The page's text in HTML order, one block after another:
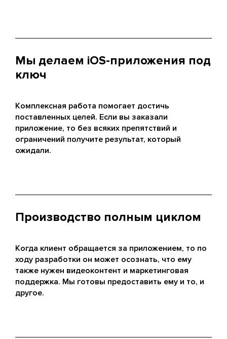
Мы делаем iOS-приложения под
ключ
Комплексная работа помогает достичь
поставленных целей. Если вы заказали
приложение, то без всяких препятствий и
ограничений получите результат, который
ожидали.
Производство полным циклом
Когда клиент обращается за приложением, то по
ходу разработки он может осознать, что ему
также нужен видеоконтент и маркетинговая
поддержка. Мы готовы предоставить ему и то, и
другое.